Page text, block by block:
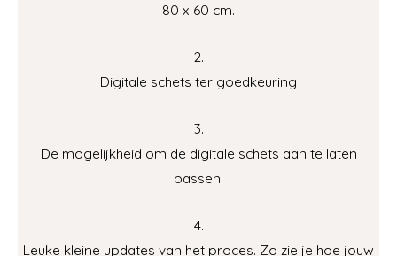
80 x 60 cm.
2.
Digitale schets ter goedkeuring
3.
De mogelijkheid om de digitale schets aan te laten
passen.
4.
Leuke kleine updates van het proces. Zo zie je hoe jouw